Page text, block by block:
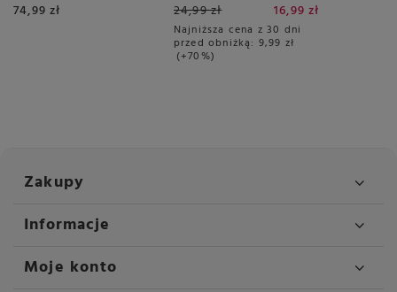
74,99 zł 24,99 zł 16,99 zł
Najniższa cena z 30 dni
przed obniżką: 9,99 zł
+70%
Zakupy
Informacje
Moje konto